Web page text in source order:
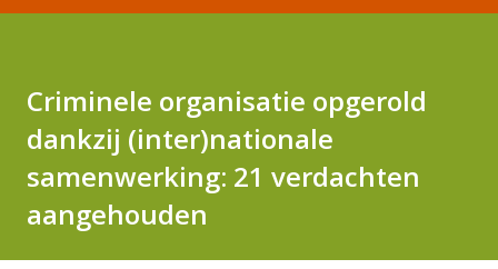
Criminele organisatie opgerold
dankzij (inter)nationale
samenwerking: 21 verdachten
aangehouden